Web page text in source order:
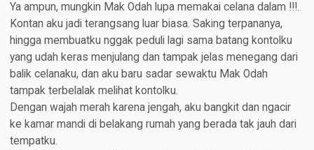
Ya ampun, mungkin Mak Odah lupa memakai celana dalam !!!.
Kontan aku jadi terangsang luar biasa. Saking terpananya,
hingga membuatku nggak peduli lagi sama batang kontolku
yang udah keras menjulang dan tampak jelas menegang dari
balik celanaku, dan aku baru sadar sewaktu Mak Odah
tampak terbelalak melihat kontolku.
Dengan wajah merah karena jengah, aku bangkit dan ngacir
ke kamar mandi di belakang rumah yang berada tak jauh dari
tempatku.